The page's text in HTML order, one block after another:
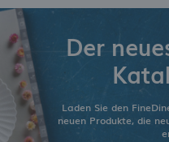
Der
Laden Sie den
neuen Produkte, die